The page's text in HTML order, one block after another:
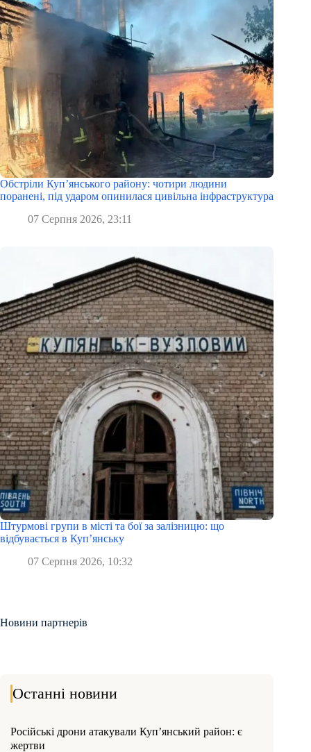
Обстріли Куп’янського району: чотири людини
поранені, під ударом опинилася цивільна інфраструктура
07 Серпня 2026, 23:11
Штурмові групи в місті та бої за залізницю: що
відбувається в Куп’янську
07 Серпня 2026, 10:32
Новини партнерів
Останні новини
Російські дрони атакували Куп’янський район: є
жертви